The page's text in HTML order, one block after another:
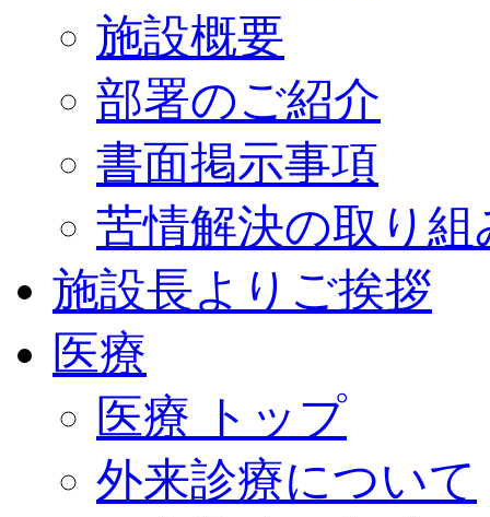
施設概要
部署のご紹介
書面掲示事項
苦情解決の取り組
施設長よりご挨拶
医療
医療 トップ
外来診療について